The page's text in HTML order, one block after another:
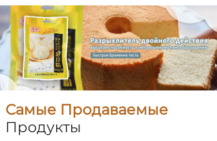
Самые Продаваемые
Продукты